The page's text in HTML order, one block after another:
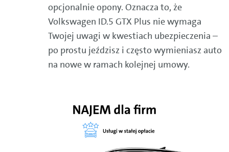
opcjonalnie opony. Oznacza to, że
Volkswagen ID.5 GTX Plus nie wymaga
Twojej uwagi w kwestiach ubezpieczenia –
po prostu jeździsz i często wymieniasz auto
na nowe w ramach kolejnej umowy.